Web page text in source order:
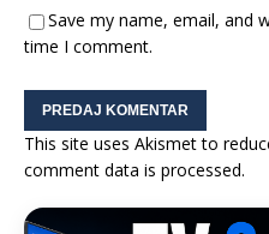
Save my name, email, and
time I comment.
This site uses Akismet to
comment data is processed.